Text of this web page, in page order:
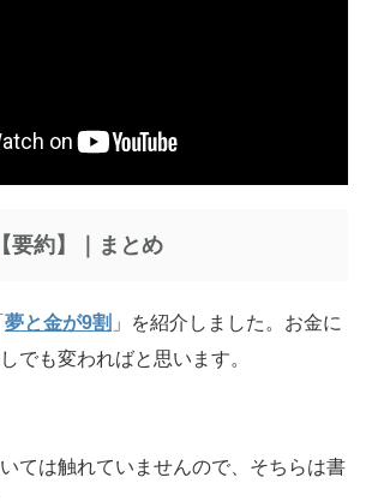
【要約】｜まとめ
夢と金が9割 」を紹介しました。お金に
でも変わればと思います。
ては触れていませんので、そちらは書